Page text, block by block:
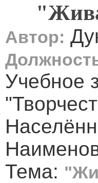
Автор:
Учебное
Тема: